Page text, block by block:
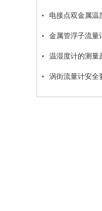
电接点双金属温
金属管浮子流量
温湿度计的测量
涡街流量计安全